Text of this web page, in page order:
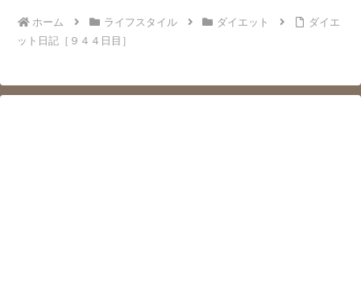
ホーム ライフスタイル ダイエット
ダイエ
ット日記［９４４日目］